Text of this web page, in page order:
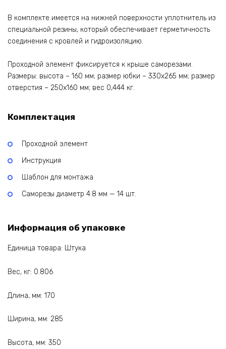
В комплекте имеется на нижней поверхности уплотнитель из
специальной резины, который обеспечивает герметичность
соединения с кровлей и гидроизоляцию.
Проходной элемент фиксируется к крыше саморезами.
Размеры: высота – 160 мм; размер юбки – 330х265 мм; размер
отверстия – 250х160 мм; вес 0,444 кг.
Комплектация
Проходной элемент
Инструкция
Шаблон для монтажа
Саморезы диаметр 4.8 мм — 14 шт.
Информация об упаковке
Единица товара: Штука
Вес, кг: 0.806
Длина, мм: 170
Ширина, мм: 285
Высота, мм: 350